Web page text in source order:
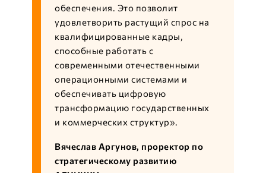
обеспечения. Это позволит
удовлетворить растущий спрос на
квалифицированные кадры,
способные работать с
современными отечественными
операционными системами и
обеспечивать цифровую
трансформацию государственных
и коммерческих структур».
Вячеслав Аргунов, проректор по
стратегическому развитию